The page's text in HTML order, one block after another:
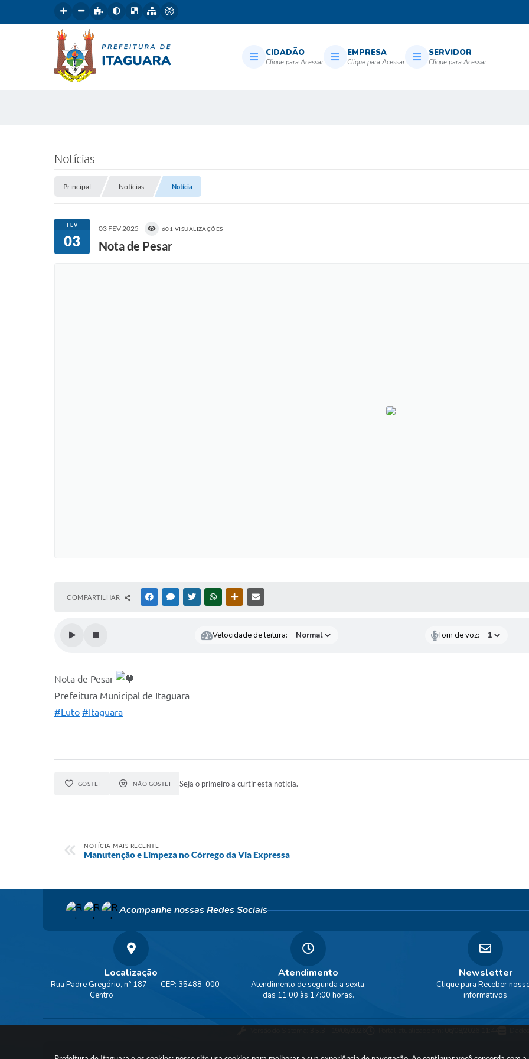
CIDADÃO EMPRESA SERVIDOR
Notícias
Principal Notícias Notícia
FEV
03
03 FEV 2025 601 VISUALIZAÇÕES
Nota de Pesar
COMPARTILHAR FACEBOOKMESSENGER
TWITTERWHATSAPPOUTRAS MÍDIAS
Velocidade de leitura: Tom de voz:
Nota de Pesar
Prefeitura Municipal de Itaguara
#Luto #Itaguara
GOSTEI NÃO GOSTEI Seja o primeiro a curtir esta notícia.
NOTÍCIA MAIS RECENTE
Manutenção e Limpeza no Córrego da Via Expressa
Acompanhe nossas Redes Sociais
Localização
Rua Padre Gregório, n° 187 –
Centro
CEP: 35488-000
Atendimento
Atendimento de segunda a sexta,
das 11:00 às 17:00 horas.
Newsletter
Clique para Receber
informativos